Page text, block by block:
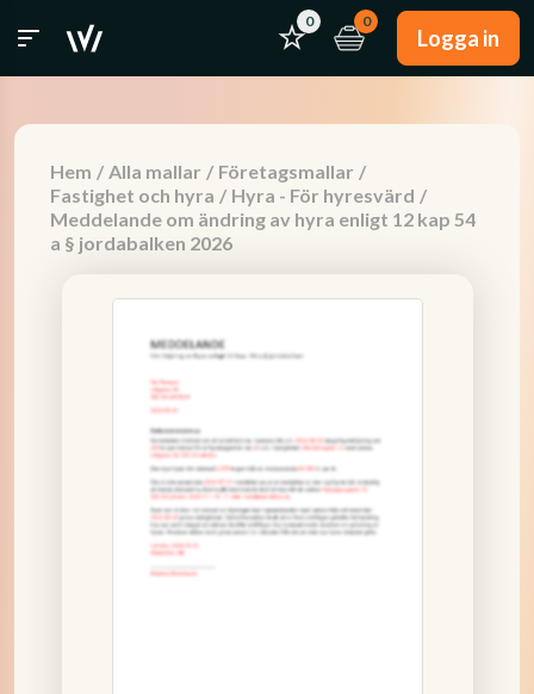
0 0
Logga in
Hem / Alla mallar / Företagsmallar /
Fastighet och hyra / Hyra - För hyresvärd /
Meddelande om ändring av hyra enligt 12 kap 54
a § jordabalken 2026